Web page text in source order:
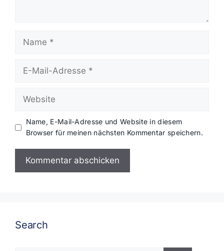
Mail-
Name, E-Mail-Adresse und Website in diesem
Browser für meinen nächsten Kommentar speichern.
Search